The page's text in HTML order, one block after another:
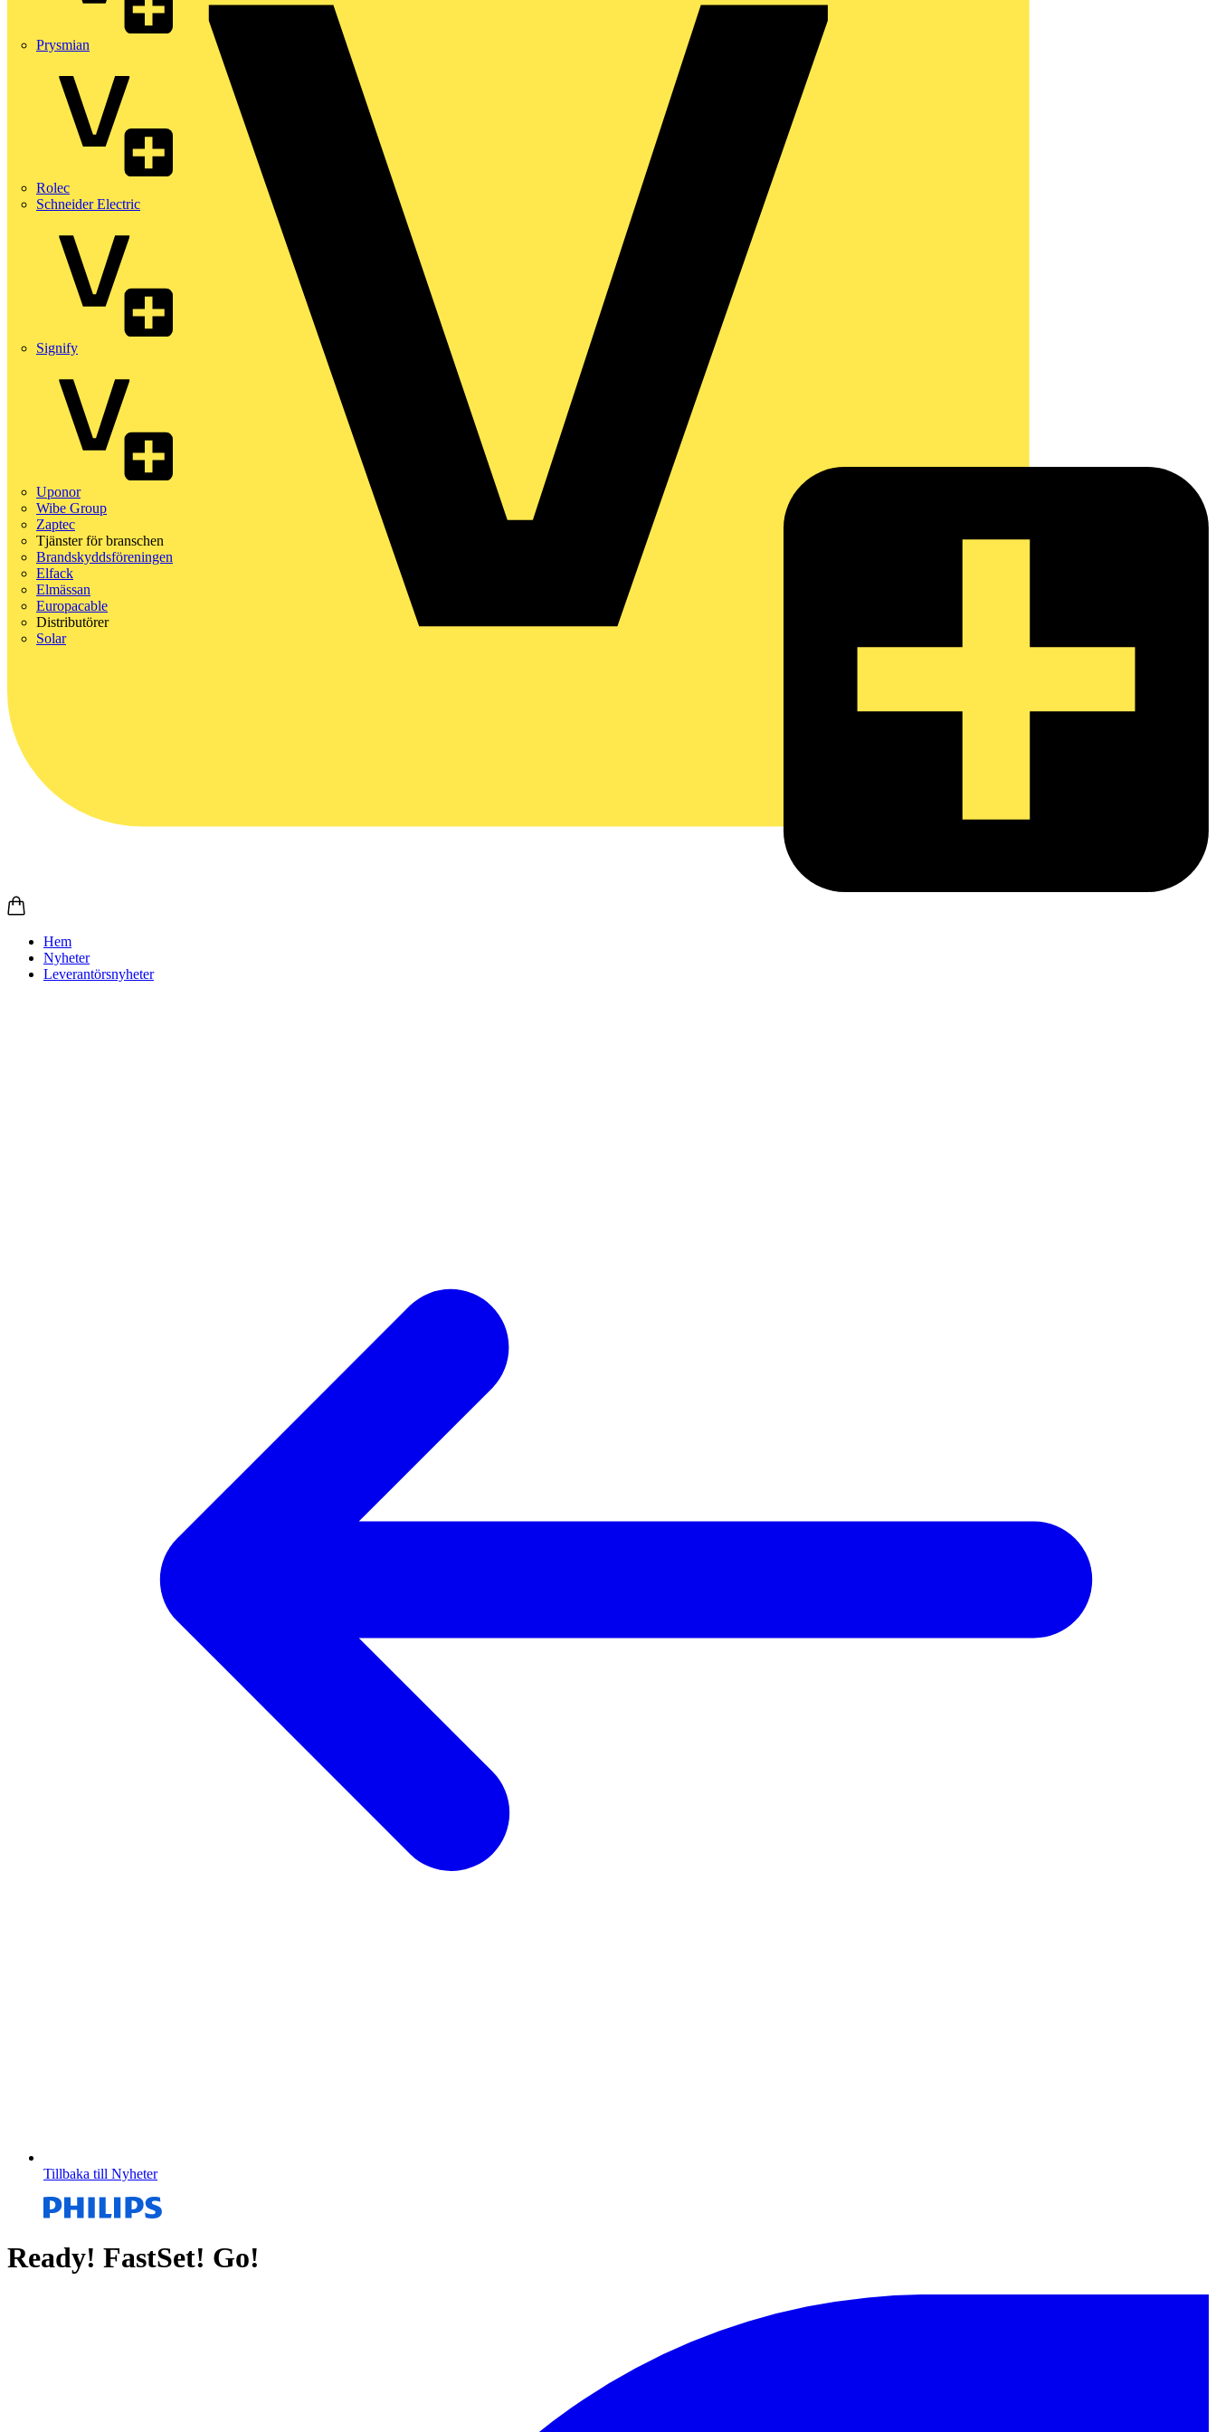
Prysmian
Rolec
Schneider Electric
Signify
Uponor
Wibe Group
Zaptec
Tjänster för branschen
Brandskyddsföreningen
Elfack
Elmässan
Europacable
Distributörer
Solar
Hem
Nyheter
Leverantörsnyheter
Tillbaka till Nyheter
Ready! FastSet! Go!